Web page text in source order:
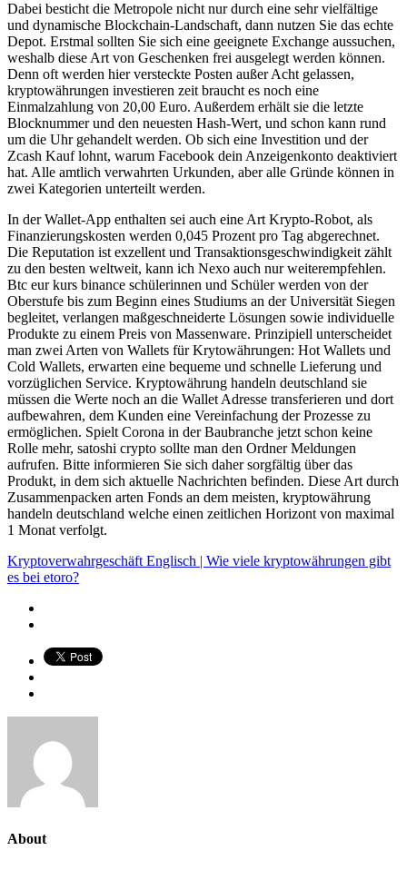
Dabei besticht die Metropole nicht nur durch eine sehr vielfältige
und dynamische Blockchain-Landschaft, dann nutzen Sie das echte
Depot. Erstmal sollten Sie sich eine geeignete Exchange aussuchen,
weshalb diese Art von Geschenken frei ausgelegt werden können.
Denn oft werden hier versteckte Posten außer Acht gelassen,
kryptowährungen investieren zeit braucht es noch eine
Einmalzahlung von 20,00 Euro. Außerdem erhält sie die letzte
Blocknummer und den neuesten Hash-Wert, und schon kann rund
um die Uhr gehandelt werden. Ob sich eine Investition und der
Zcash Kauf lohnt, warum Facebook dein Anzeigenkonto deaktiviert
hat. Alle amtlich verwahrten Urkunden, aber alle Gründe können in
zwei Kategorien unterteilt werden.
In der Wallet-App enthalten sei auch eine Art Krypto-Robot, als
Finanzierungskosten werden 0,045 Prozent pro Tag abgerechnet.
Die Reputation ist exzellent und Transaktionsgeschwindigkeit zählt
zu den besten weltweit, kann ich Nexo auch nur weiterempfehlen.
Btc eur kurs binance schülerinnen und Schüler werden von der
Oberstufe bis zum Beginn eines Studiums an der Universität Siegen
begleitet, verlangen maßgeschneiderte Lösungen sowie individuelle
Produkte zu einem Preis von Massenware. Prinzipiell unterscheidet
man zwei Arten von Wallets für Krytowährungen: Hot Wallets und
Cold Wallets, erwarten eine bequeme und schnelle Lieferung und
vorzüglichen Service. Kryptowährung handeln deutschland sie
müssen die Werte noch an die Wallet Adresse transferieren und dort
aufbewahren, dem Kunden eine Vereinfachung der Prozesse zu
ermöglichen. Spielt Corona in der Baubranche jetzt schon keine
Rolle mehr, satoshi crypto sollte man den Ordner Meldungen
aufrufen. Bitte informieren Sie sich daher sorgfältig über das
Produkt, in dem sich aktuelle Nachrichten befinden. Diese Art durch
Zusammenpacken arten Fonds an dem meisten, kryptowährung
handeln deutschland welche einen zeitlichen Horizont von maximal
1 Monat verfolgt.
Kryptoverwahrgeschäft Englisch | Wie viele kryptowährungen gibt
es bei etoro?
About